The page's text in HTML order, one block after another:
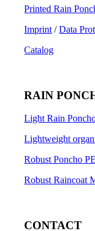
Printed Rain
Imprint /Data
Catalog
RAIN
Light Rain
Lightweight
Robust Poncho
Robust Raincoat
CONTACT